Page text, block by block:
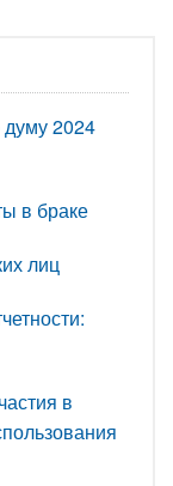
2024
в браке
лиц
в